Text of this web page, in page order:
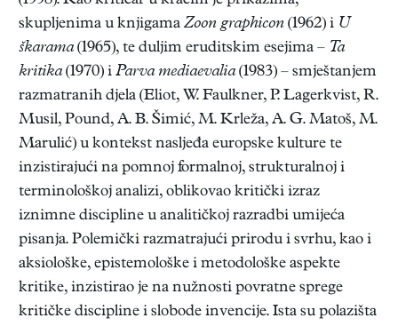
skupljenima u knjigama Zoon graphicon (1962) i U
škarama(1965), te duljim eruditskim esejima – Ta
kritika(1970) i Parva mediaevalia(1983) – smještanjem
razmatranih djela (Eliot, W. Faulkner, P. Lagerkvist, R.
Musil, Pound, A. B. Šimić, M. Krleža, A. G. Matoš, M.
Marulić) u kontekst nasljeđa europske kulture te
inzistirajući na pomnoj formalnoj, strukturalnoj i
terminološkoj analizi, oblikovao kritički izraz
iznimne discipline u analitičkoj razradbi umijeća
pisanja. Polemički razmatrajući prirodu i svrhu, kao i
aksiološke, epistemološke i metodološke aspekte
kritike, inzistirao je na nužnosti povratne sprege
kritičke discipline i slobode invencije. Ista su polazišta